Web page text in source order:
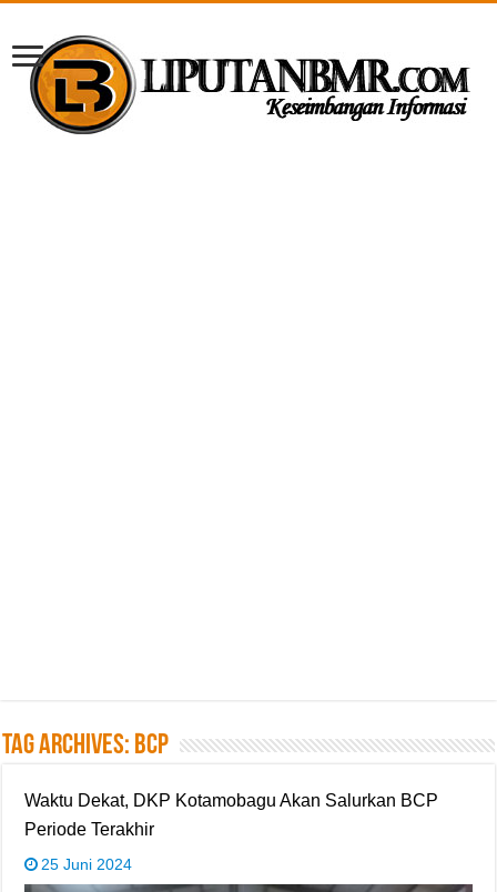
Tag Archives: BCP
Waktu Dekat, DKP Kotamobagu Akan Salurkan BCP
Periode Terakhir
25 Juni 2024